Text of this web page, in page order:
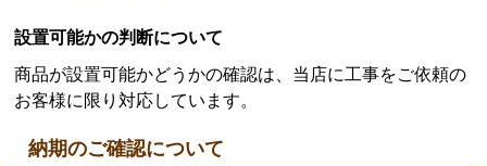
設置可能かの判断について
商品が設置可能かどうかの確認は、当店に工事をご依頼の
お客様に限り対応しています。
納期のご確認について